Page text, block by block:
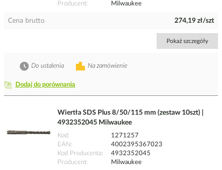
Producent
Milwaukee
Cena brutto 274,19 zł/szt
Pokaż szczegóły
Dodaj do porównania
Na zamówienie
Do ustalenia
Wiertła SDS Plus 8/50/115 mm (zestaw 10szt) |
4932352045 Milwaukee
Kod
1271257
EAN
4002395367023
Kod Producenta
4932352045
Producent
Milwaukee